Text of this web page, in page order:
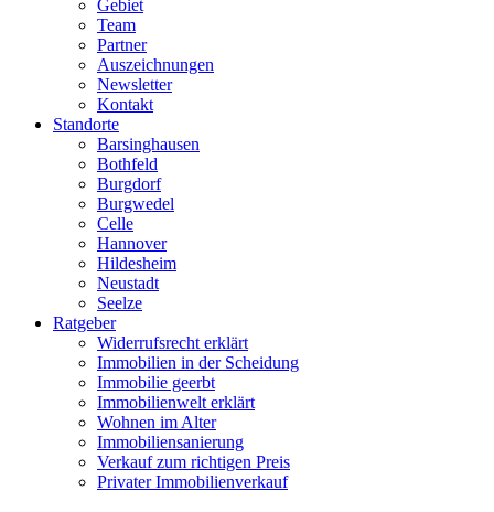
Gebiet
Team
Partner
Auszeichnungen
Newsletter
Kontakt
Standorte
Barsinghausen
Bothfeld
Burgdorf
Burgwedel
Celle
Hannover
Hildesheim
Neustadt
Seelze
Ratgeber
Widerrufsrecht erklärt
Immobilien in der Scheidung
Immobilie geerbt
Immobilienwelt erklärt
Wohnen im Alter
Immobiliensanierung
Verkauf zum richtigen Preis
Privater Immobilienverkauf